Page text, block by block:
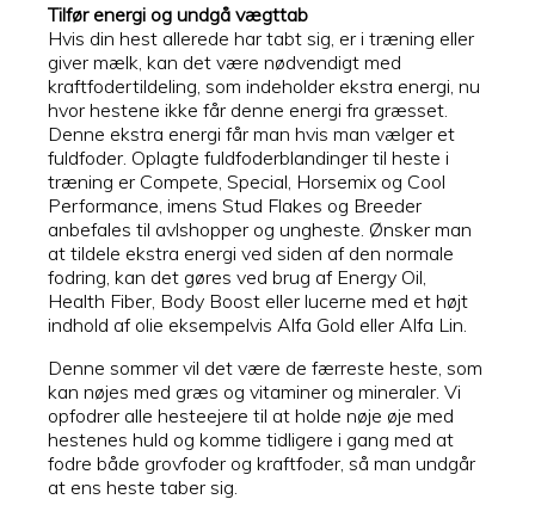
Tilfør energi og undgå vægttab
Hvis din hest allerede har tabt sig, er i træning eller
giver mælk, kan det være nødvendigt med
kraftfodertildeling, som indeholder ekstra energi, nu
hvor hestene ikke får denne energi fra græsset.
Denne ekstra energi får man hvis man vælger et
fuldfoder. Oplagte fuldfoderblandinger til heste i
træning er Compete, Special, Horsemix og Cool
Performance, imens Stud Flakes og Breeder
anbefales til avlshopper og ungheste. Ønsker man
at tildele ekstra energi ved siden af den normale
fodring, kan det gøres ved brug af Energy Oil,
Health Fiber, Body Boost eller lucerne med et højt
indhold af olie eksempelvis Alfa Gold eller Alfa Lin.
Denne sommer vil det være de færreste heste, som
kan nøjes med græs og vitaminer og mineraler. Vi
opfodrer alle hesteejere til at holde nøje øje med
hestenes huld og komme tidligere i gang med at
fodre både grovfoder og kraftfoder, så man undgår
at ens heste taber sig.